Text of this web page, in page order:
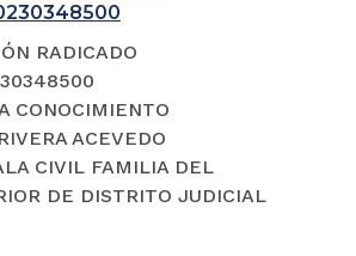
RADICADO
CONOCIMIENTO
ACEVEDO
CIVIL FAMILIA DEL
DE DISTRITO JUDICIAL